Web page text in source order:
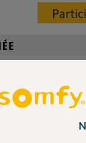
mouvement sont
onglet compatibilité qui
acheter/produits/2242/